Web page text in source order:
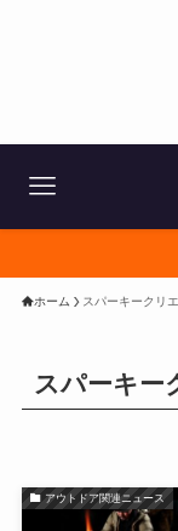
ホーム スパーキークリ
スパーキー
アウトドア関連ニュース